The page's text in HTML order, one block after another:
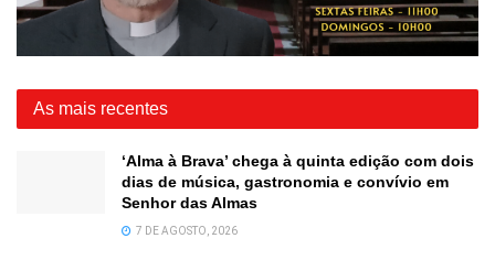
As mais recentes
‘Alma à Brava’ chega à quinta edição com dois
dias de música, gastronomia e convívio em
Senhor das Almas
7 DE AGOSTO, 2026